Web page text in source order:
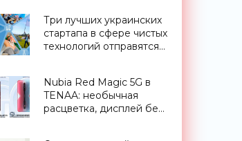
Три лучших украинских
стартапа в сфере чистых
технологий отправятся
Nubia Red Magic 5G в
TENAA: необычная
расцветка, дисплей без